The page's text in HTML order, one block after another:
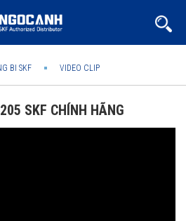
BI SKF VIDEO CLIP
SKF CHÍNH HÃNG